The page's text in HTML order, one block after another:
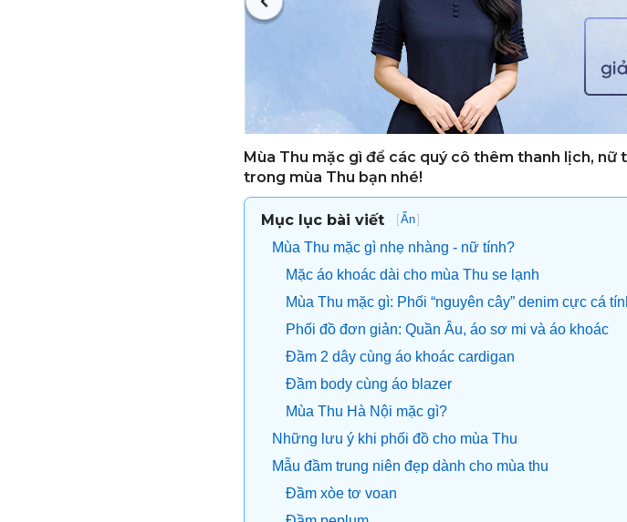
Mùa Thu mặc gì để các quý cô thêm thanh lịch, nữ
trong mùa Thu bạn nhé!
Mục lục bài viết [Ẩn]
Mùa Thu mặc gì nhẹ nhàng - nữ tính?
Mặc áo khoác dài cho mùa Thu se lạnh
Mùa Thu mặc gì: Phối “nguyên cây” denim cực cá
Phối đồ đơn giản: Quần Âu, áo sơ mi và áo khoác
Đầm 2 dây cùng áo khoác cardigan
Đầm body cùng áo blazer
Mùa Thu Hà Nội mặc gì?
Những lưu ý khi phối đồ cho mùa Thu
Mẫu đầm trung niên đẹp dành cho mùa thu
Đầm xòe tơ voan